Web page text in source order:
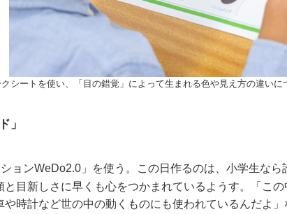
シートを使い、「目の錯覚」によって生まれる色や見え方の違い
」
ョンWeDo2.0」を使う。この日作るのは、小学生な
目新しさに早くも心をつかまれているようす。「こ
時計など世の中の動くものにも使われているんだよ